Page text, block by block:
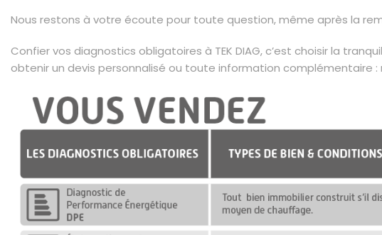
Nous restons à votre écoute pour toute question, même après la
Confier vos diagnostics obligatoires à TEK DIAG, c’est choisir la
obtenir un devis personnalisé ou toute information complémentaire